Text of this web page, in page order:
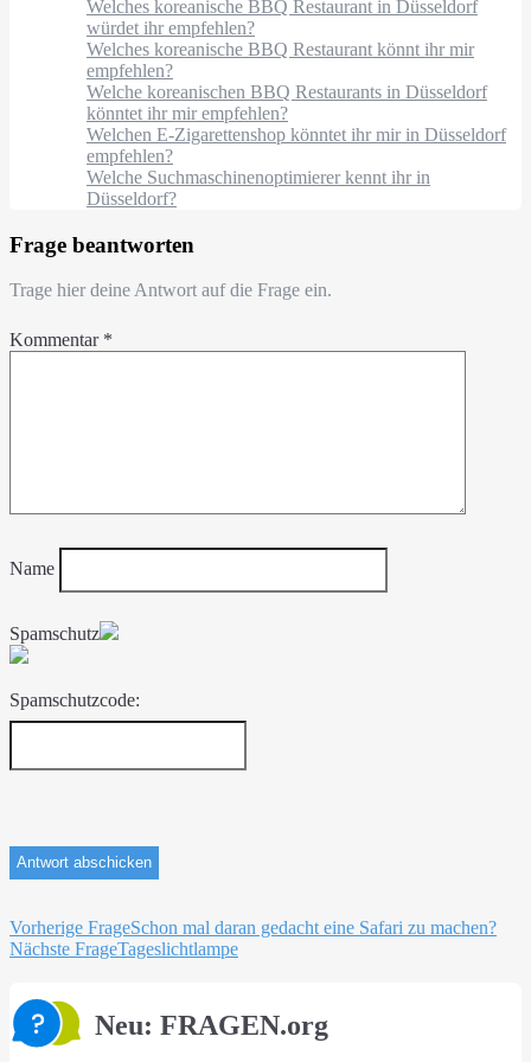
Welches koreanische BBQ Restaurant in Düsseldorf
würdet ihr empfehlen?
Welches koreanische BBQ Restaurant könnt ihr mir
empfehlen?
Welche koreanischen BBQ Restaurants in Düsseldorf
könntet ihr mir empfehlen?
Welchen E-Zigarettenshop könntet ihr mir in Düsseldorf
empfehlen?
Welche Suchmaschinenoptimierer kennt ihr in
Düsseldorf?
Frage beantworten
Trage hier deine Antwort auf die Frage ein.
Kommentar *
Name
Spamschutz
Spamschutzcode:
Beitragsnavigation
Vorherige FrageSchon mal daran gedacht eine Safari zu machen?
Nächste FrageTageslichtlampe
Neu: FRAGEN.org